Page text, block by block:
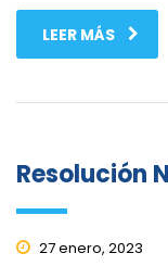
LEER MÁS
Resolución
27 enero, 2023